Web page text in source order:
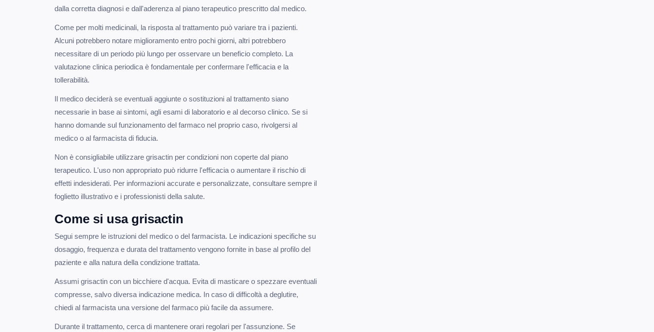
dalla corretta diagnosi e dall'aderenza al piano terapeutico prescritto dal medico.
Come per molti medicinali, la risposta al trattamento può variare tra i pazienti.
Alcuni potrebbero notare miglioramento entro pochi giorni, altri potrebbero
necessitare di un periodo più lungo per osservare un beneficio completo. La
valutazione clinica periodica è fondamentale per confermare l'efficacia e la
tollerabilità.
Il medico deciderà se eventuali aggiunte o sostituzioni al trattamento siano
necessarie in base ai sintomi, agli esami di laboratorio e al decorso clinico. Se si
hanno domande sul funzionamento del farmaco nel proprio caso, rivolgersi al
medico o al farmacista di fiducia.
Non è consigliabile utilizzare grisactin per condizioni non coperte dal piano
terapeutico. L'uso non appropriato può ridurre l'efficacia o aumentare il rischio di
effetti indesiderati. Per informazioni accurate e personalizzate, consultare sempre il
foglietto illustrativo e i professionisti della salute.
Come si usa grisactin
Segui sempre le istruzioni del medico o del farmacista. Le indicazioni specifiche su
dosaggio, frequenza e durata del trattamento vengono fornite in base al profilo del
paziente e alla natura della condizione trattata.
Assumi grisactin con un bicchiere d'acqua. Evita di masticare o spezzare eventuali
compresse, salvo diversa indicazione medica. In caso di difficoltà a deglutire,
chiedi al farmacista una versione del farmaco più facile da assumere.
Durante il trattamento, cerca di mantenere orari regolari per l'assunzione. Se